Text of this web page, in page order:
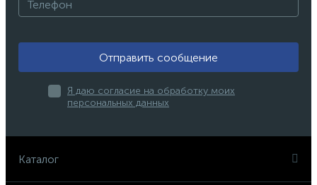
Отправить сообщение
Я даю согласие на обработку моих
персональных данных
Каталог